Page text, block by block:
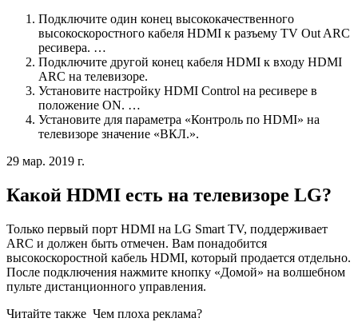
Подключите один конец высококачественного
высокоскоростного кабеля HDMI к разъему TV Out ARC
ресивера. …
Подключите другой конец кабеля HDMI к входу HDMI
ARC на телевизоре.
Установите настройку HDMI Control на ресивере в
положение ON. …
Установите для параметра «Контроль по HDMI» на
телевизоре значение «ВКЛ.».
29 мар. 2019 г.
Какой HDMI есть на телевизоре LG?
Только первый порт HDMI на LG Smart TV, поддерживает
ARC и должен быть отмечен. Вам понадобится
высокоскоростной кабель HDMI, который продается отдельно.
После подключения нажмите кнопку «Домой» на волшебном
пульте дистанционного управления.
Читайте также Чем плоха реклама?